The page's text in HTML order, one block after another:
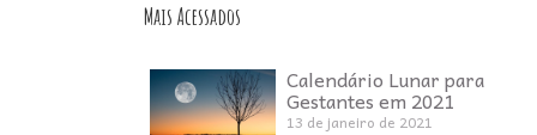
Mais Acessados
Calendário Lunar para
Gestantes em 2021
13 de janeiro de 2021